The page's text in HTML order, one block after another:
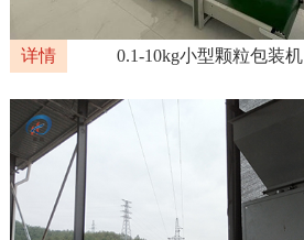
详情 0.1-10kg小型颗粒包装机